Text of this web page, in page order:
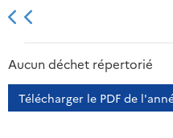
2013 2014
Aucun déchet répertorié
Télécharger le PDF de